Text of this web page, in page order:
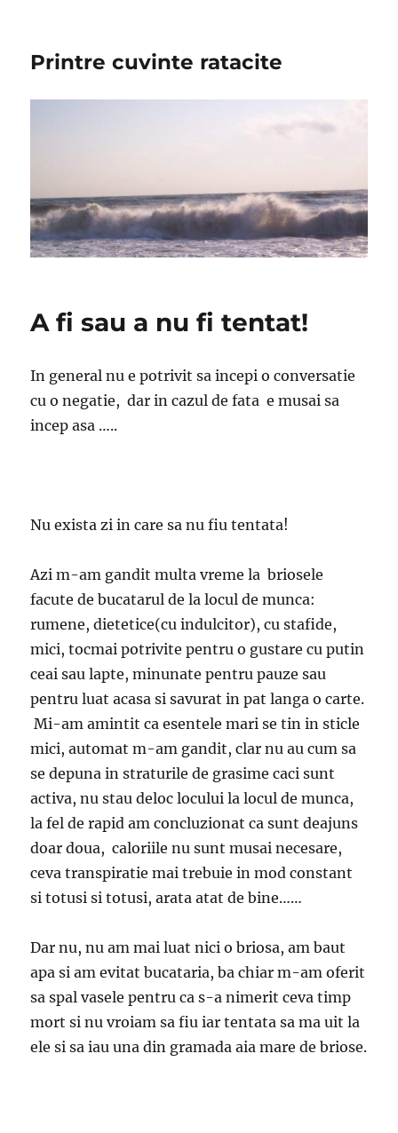
Printre cuvinte ratacite
A fi sau a nu fi tentat!
In general nu e potrivit sa incepi o conversatie
cu o negatie, dar in cazul de fata e musai sa
incep asa …..
Nu exista zi in care sa nu fiu tentata!
Azi m-am gandit multa vreme la briosele
facute de bucatarul de la locul de munca:
rumene, dietetice(cu indulcitor), cu stafide,
mici, tocmai potrivite pentru o gustare cu putin
ceai sau lapte, minunate pentru pauze sau
pentru luat acasa si savurat in pat langa o carte.
Mi-am amintit ca esentele mari se tin in sticle
mici, automat m-am gandit, clar nu au cum sa
se depuna in straturile de grasime caci sunt
activa, nu stau deloc locului la locul de munca,
la fel de rapid am concluzionat ca sunt deajuns
doar doua, caloriile nu sunt musai necesare,
ceva transpiratie mai trebuie in mod constant
si totusi si totusi, arata atat de bine……
Dar nu, nu am mai luat nici o briosa, am baut
apa si am evitat bucataria, ba chiar m-am oferit
sa spal vasele pentru ca s-a nimerit ceva timp
mort si nu vroiam sa fiu iar tentata sa ma uit la
ele si sa iau una din gramada aia mare de briose.